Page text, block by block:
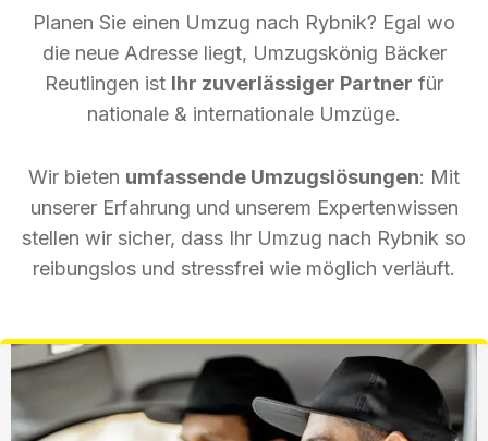
Planen Sie einen Umzug nach Rybnik? Egal wo
die neue Adresse liegt, Umzugskönig Bäcker
Reutlingen ist Ihr zuverlässiger Partner für
nationale & internationale Umzüge.
Wir bieten umfassende Umzugslösungen: Mit
unserer Erfahrung und unserem Expertenwissen
stellen wir sicher, dass Ihr Umzug nach Rybnik so
reibungslos und stressfrei wie möglich verläuft.